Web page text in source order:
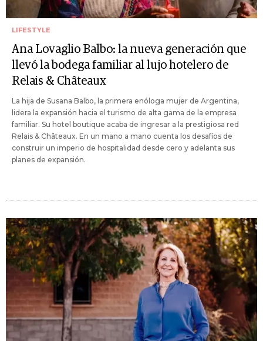
LIFESTYLE
Ana Lovaglio Balbo: la nueva generación que
llevó la bodega familiar al lujo hotelero de
Relais & Châteaux
La hija de Susana Balbo, la primera enóloga mujer de Argentina,
lidera la expansión hacia el turismo de alta gama de la empresa
familiar. Su hotel boutique acaba de ingresar a la prestigiosa red
Relais & Châteaux. En un mano a mano cuenta los desafíos de
construir un imperio de hospitalidad desde cero y adelanta sus
planes de expansión.